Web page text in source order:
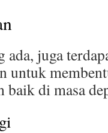
ada, juga
untuk
baik di masa